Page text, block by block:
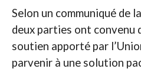
Selon un communiqué de
deux parties ont convenu
soutien apporté par
parvenir à une solution